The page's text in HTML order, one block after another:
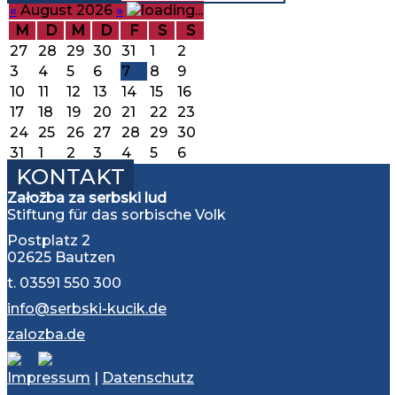
« August 2026 »
M
D M D F S
S
27
28 29 30 31 1
2
3
4 5 6 7 8
9
10
11 12 13 14 15
16
17
18 19 20 21 22
23
24 25 26 27 28 29 30
31
1 2 3 4 5 6
KONTAKT
Załožba za serbski lud
Stiftung für das sorbische Volk
Postplatz 2
02625 Bautzen
t. 03591 550 300
info@serbski-kucik.de
zalozba.de
Impressum | Datenschutz